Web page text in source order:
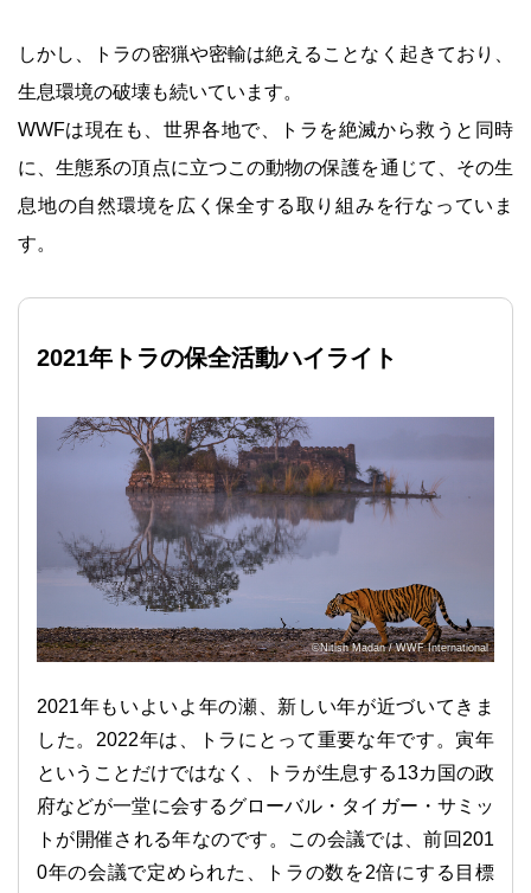
しかし、トラの密猟や密輸は絶えることなく起きており、
生息環境の破壊も続いています。
WWFは現在も、世界各地で、トラを絶滅から救うと同時
に、生態系の頂点に立つこの動物の保護を通じて、その生
息地の自然環境を広く保全する取り組みを行なっていま
す。
2021年トラの保全活動ハイライト
©Nitish Madan / WWF International
2021年もいよいよ年の瀬、新しい年が近づいてきま
した。2022年は、トラにとって重要な年です。寅年
ということだけではなく、トラが生息する13カ国の政
府などが一堂に会するグローバル・タイガー・サミッ
トが開催される年なのです。この会議では、前回201
0年の会議で定められた、トラの数を2倍にする目標